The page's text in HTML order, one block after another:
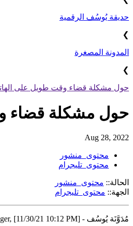
حديقة يُوسُف الرقمية
❯
المدونة المصغرة
❯
حول مشكلة قضاء وقت طويل على
حول مشكلة قضاء
Aug 28, 2022
محتوى_منشور
محتوى_تليجرام
الحالة:: محتوى_منشور
الجهة:: محتوى_تليجرام
مُدَوَّنَة يُوسُف - yshalsager, [11/30/21 10:12 PM]